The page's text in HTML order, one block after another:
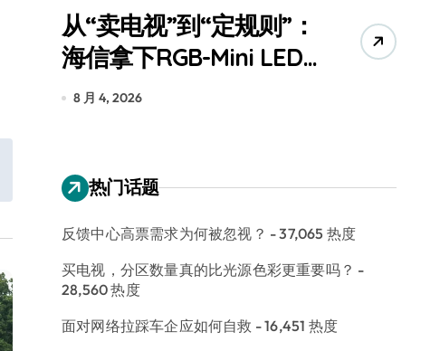
从“卖电视”到“定规则”：
海信拿下RGB-Mini LED
全球话语权
8 月 4, 2026
热门话题
反馈中心高票需求为何被忽视？ - 37,065 热度
买电视，分区数量真的比光源色彩更重要吗？ -
28,560 热度
面对网络拉踩车企应如何自救 - 16,451 热度